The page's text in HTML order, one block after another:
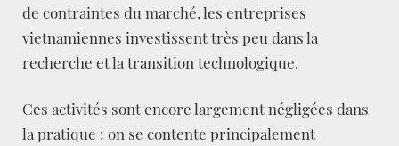
de contraintes du marché, les entreprises
vietnamiennes investissent très peu dans la
recherche et la transition technologique.
Ces activités sont encore largement négligées dans
la pratique : on se contente principalement